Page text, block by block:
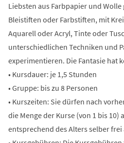
Liebsten aus Farbpapier und
Bleistiften oder Farbstiften, mit
Aquarell oder Acryl, Tinte oder
unterschiedlichen Techniken und
experimentieren. Die Fantasie hat
• Kursdauer: je 1,5 Stunden
• Gruppe: bis zu 8 Personen
• Kurszeiten: Sie dürfen nach
die Menge der Kurse (von 1 bis 10)
entsprechend des Alters selber frei